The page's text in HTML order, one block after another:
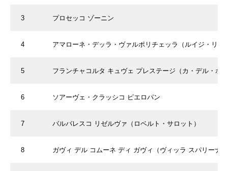
3 プロセッコ ゾーニン
4 アマローネ・デッラ・ヴァルポリチェッラ（ルイジ・リゲ
5 フランチャコルタ キュヴェ プレステージ（カ・デル・ボ
6 ソアーヴェ・クラッシコ ピエロパン
7 バルバレスコ リゼルヴァ（ロベルト・サロット）
8 ガヴィ デル コムーネ ディ ガヴィ（ヴィッラ スパリーナ）